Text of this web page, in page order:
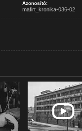
Azonosító:
mafirt_kronika-036-02